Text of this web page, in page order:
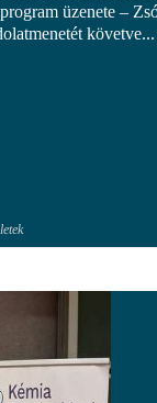
üzenete –
követve...